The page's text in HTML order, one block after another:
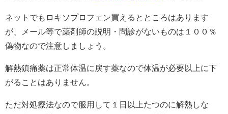
ネットでもロキソプロフェン買えるとところはあります
が、メール等で薬剤師の説明・問診がないものは１００％
偽物なので注意しましょう。
解熱鎮痛薬は正常体温に戻す薬なので体温が必要以上に下
がることはありません。
ただ対処療法なので服用して１日以上たつのに解熱しな